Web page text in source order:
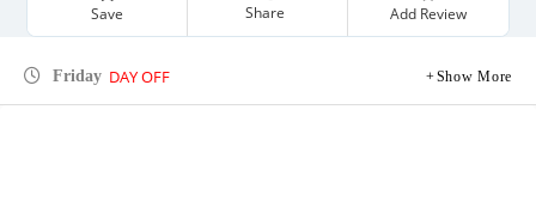
Save Share Add Review
Friday DAY OFF Show More